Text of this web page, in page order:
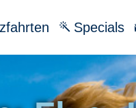
Specials